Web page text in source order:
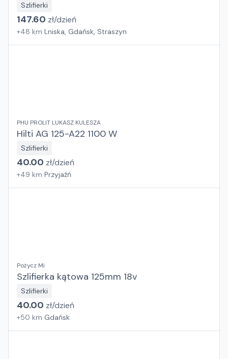
Szlifierki
147.60 zł/dzień
+48 km Lniska, Gdańsk, Straszyn
PHU PROLIT LUKASZ KULESZA
Hilti AG 125-A22 1100 W
Szlifierki
40.00 zł/dzień
+49 km Przyjaźń
Pożycz Mi
Szlifierka kątowa 125mm 18v
Szlifierki
40.00 zł/dzień
+50 km Gdańsk